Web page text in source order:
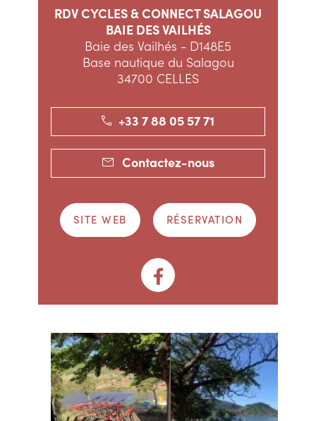
RDV CYCLES & CONNECT SALAGOU
BAIE DES VAILHÉS
Baie des Vailhés - D148E5
Base nautique du Salagou
34700 CELLES
+33 7 88 05 57 71
Contactez-nous
SITE WEB RÉSERVATION